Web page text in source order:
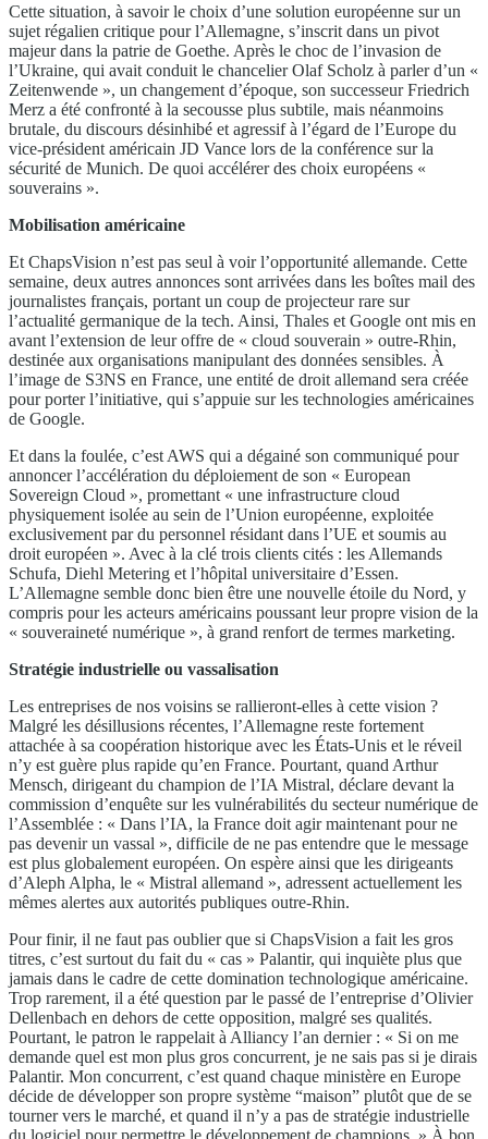
Cette situation, à savoir le choix d’une solution européenne sur un
sujet régalien critique pour l’Allemagne, s’inscrit dans un pivot
majeur dans la patrie de Goethe. Après le choc de l’invasion de
l’Ukraine, qui avait conduit le chancelier Olaf Scholz à parler d’un «
Zeitenwende », un changement d’époque, son successeur Friedrich
Merz a été confronté à la secousse plus subtile, mais néanmoins
brutale, du discours désinhibé et agressif à l’égard de l’Europe du
vice-président américain JD Vance lors de la conférence sur la
sécurité de Munich. De quoi accélérer des choix européens «
souverains ».
Mobilisation américaine
Et ChapsVision n’est pas seul à voir l’opportunité allemande. Cette
semaine, deux autres annonces sont arrivées dans les boîtes mail des
journalistes français, portant un coup de projecteur rare sur
l’actualité germanique de la tech. Ainsi, Thales et Google ont mis en
avant l’extension de leur offre de « cloud souverain » outre-Rhin,
destinée aux organisations manipulant des données sensibles. À
l’image de S3NS en France, une entité de droit allemand sera créée
pour porter l’initiative, qui s’appuie sur les technologies américaines
de Google.
Et dans la foulée, c’est AWS qui a dégainé son communiqué pour
annoncer l’accélération du déploiement de son « European
Sovereign Cloud », promettant « une infrastructure cloud
physiquement isolée au sein de l’Union européenne, exploitée
exclusivement par du personnel résidant dans l’UE et soumis au
droit européen ». Avec à la clé trois clients cités : les Allemands
Schufa, Diehl Metering et l’hôpital universitaire d’Essen.
L’Allemagne semble donc bien être une nouvelle étoile du Nord, y
compris pour les acteurs américains poussant leur propre vision de la
« souveraineté numérique », à grand renfort de termes marketing.
Stratégie industrielle ou vassalisation
Les entreprises de nos voisins se rallieront-elles à cette vision ?
Malgré les désillusions récentes, l’Allemagne reste fortement
attachée à sa coopération historique avec les États-Unis et le réveil
n’y est guère plus rapide qu’en France. Pourtant, quand Arthur
Mensch, dirigeant du champion de l’IA Mistral, déclare devant la
commission d’enquête sur les vulnérabilités du secteur numérique de
l’Assemblée : « Dans l’IA, la France doit agir maintenant pour ne
pas devenir un vassal », difficile de ne pas entendre que le message
est plus globalement européen. On espère ainsi que les dirigeants
d’Aleph Alpha, le « Mistral allemand », adressent actuellement les
mêmes alertes aux autorités publiques outre-Rhin.
Pour finir, il ne faut pas oublier que si ChapsVision a fait les gros
titres, c’est surtout du fait du « cas » Palantir, qui inquiète plus que
jamais dans le cadre de cette domination technologique américaine.
Trop rarement, il a été question par le passé de l’entreprise d’Olivier
Dellenbach en dehors de cette opposition, malgré ses qualités.
Pourtant, le patron le rappelait à Alliancy l’an dernier : « Si on me
demande quel est mon plus gros concurrent, je ne sais pas si je dirais
Palantir. Mon concurrent, c’est quand chaque ministère en Europe
décide de développer son propre système “maison” plutôt que de se
tourner vers le marché, et quand il n’y a pas de stratégie industrielle
du logiciel pour permettre le développement de champions. » À bon